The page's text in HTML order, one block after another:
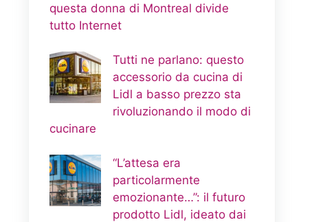
questa donna di Montreal divide
tutto Internet
Tutti ne parlano: questo
accessorio da cucina di
Lidl a basso prezzo sta
rivoluzionando il modo di
cucinare
“L’attesa era
particolarmente
emozionante…”: il futuro
prodotto Lidl, ideato dai